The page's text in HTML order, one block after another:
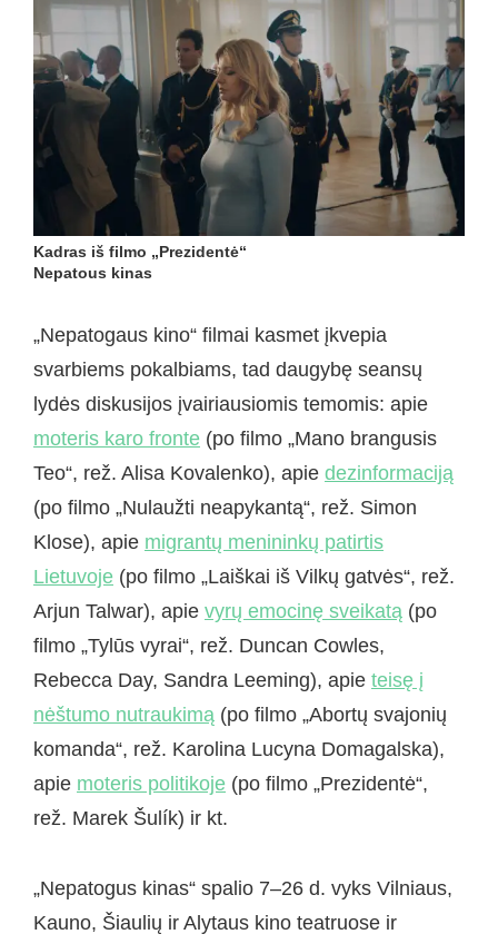
Kadras iš filmo „Prezidentė“
Nepatous kinas
„Nepatogaus kino“ filmai kasmet įkvepia
svarbiems pokalbiams, tad daugybę seansų
lydės diskusijos įvairiausiomis temomis: apie
moteris karo fronte (po filmo „Mano brangusis
Teo“, rež. Alisa Kovalenko), apie dezinformaciją
(po filmo „Nulaužti neapykantą“, rež. Simon
Klose), apie migrantų menininkų patirtis
Lietuvoje (po filmo „Laiškai iš Vilkų gatvės“, rež.
Arjun Talwar), apie vyrų emocinę sveikatą (po
filmo „Tylūs vyrai“, rež. Duncan Cowles,
Rebecca Day, Sandra Leeming), apie teisę į
nėštumo nutraukimą (po filmo „Abortų svajonių
komanda“, rež. Karolina Lucyna Domagalska),
apie moteris politikoje (po filmo „Prezidentė“,
rež. Marek Šulík) ir kt.
„Nepatogus kinas“ spalio 7–26 d. vyks Vilniaus,
Kauno, Šiaulių ir Alytaus kino teatruose ir